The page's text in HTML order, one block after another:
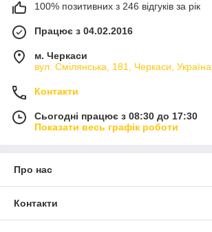
100% позитивних з 246 відгуків за рік
Працює з 04.02.2016
м. Черкаси
вул. Смілянська, 181, Черкаси, Україна
Контакти
Сьогодні працює з 08:30 до 17:30
Показати весь графік роботи
Про нас
Контакти